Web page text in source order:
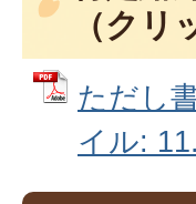
（ク
ただし
イル: